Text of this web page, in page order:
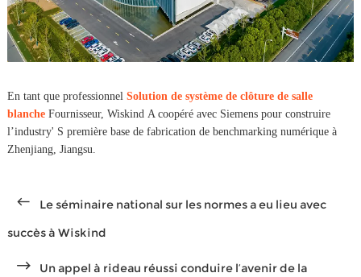
En tant que professionnel Solution de système de clôture de salle
blancheFournisseur, Wiskind A coopéré avec Siemens pour construire
l’industry' S première base de fabrication de benchmarking numérique à
Zhenjiang, Jiangsu.
Le séminaire national sur les normes a eu lieu avec
succès à Wiskind
Un appel à rideau réussi conduire l’avenir de la